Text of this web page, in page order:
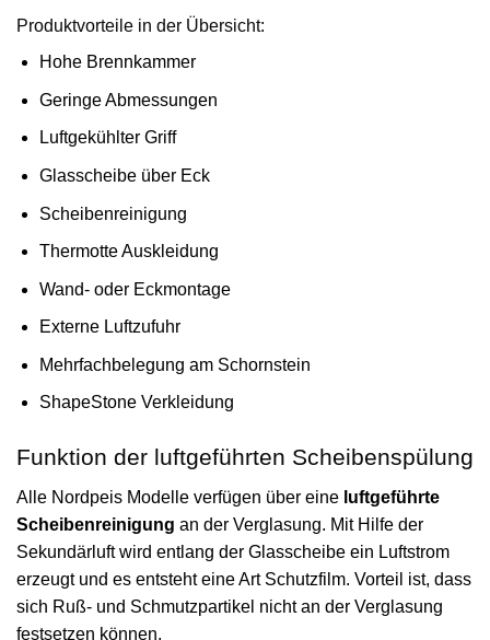
Produktvorteile in der Übersicht:
Hohe Brennkammer
Geringe Abmessungen
Luftgekühlter Griff
Glasscheibe über Eck
Scheibenreinigung
Thermotte Auskleidung
Wand- oder Eckmontage
Externe Luftzufuhr
Mehrfachbelegung am Schornstein
ShapeStone Verkleidung
Funktion der luftgeführten Scheibenspülung
Alle Nordpeis Modelle verfügen über eine luftgeführte
Scheibenreinigung an der Verglasung. Mit Hilfe der
Sekundärluft wird entlang der Glasscheibe ein Luftstrom
erzeugt und es entsteht eine Art Schutzfilm. Vorteil ist, dass
sich Ruß- und Schmutzpartikel nicht an der Verglasung
festsetzen können.